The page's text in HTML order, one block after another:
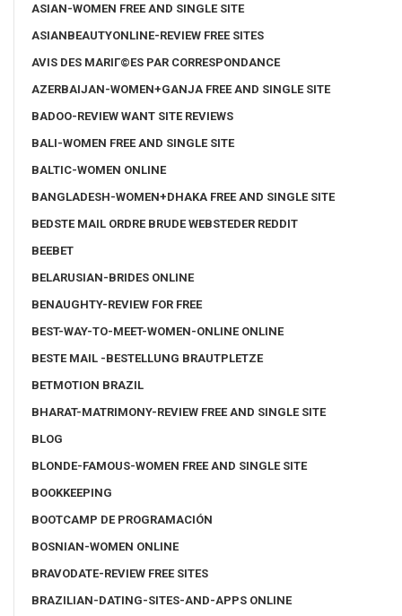
ASIAN-WOMEN FREE AND SINGLE SITE
ASIANBEAUTYONLINE-REVIEW FREE SITES
AVIS DES MARIГ©ES PAR CORRESPONDANCE
AZERBAIJAN-WOMEN+GANJA FREE AND SINGLE SITE
BADOO-REVIEW WANT SITE REVIEWS
BALI-WOMEN FREE AND SINGLE SITE
BALTIC-WOMEN ONLINE
BANGLADESH-WOMEN+DHAKA FREE AND SINGLE SITE
BEDSTE MAIL ORDRE BRUDE WEBSTEDER REDDIT
BEEBET
BELARUSIAN-BRIDES ONLINE
BENAUGHTY-REVIEW FOR FREE
BEST-WAY-TO-MEET-WOMEN-ONLINE ONLINE
BESTE MAIL -BESTELLUNG BRAUTPLETZE
BETMOTION BRAZIL
BHARAT-MATRIMONY-REVIEW FREE AND SINGLE SITE
BLOG
BLONDE-FAMOUS-WOMEN FREE AND SINGLE SITE
BOOKKEEPING
BOOTCAMP DE PROGRAMACIÓN
BOSNIAN-WOMEN ONLINE
BRAVODATE-REVIEW FREE SITES
BRAZILIAN-DATING-SITES-AND-APPS ONLINE